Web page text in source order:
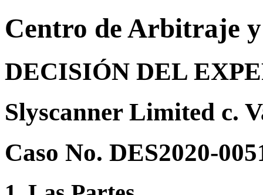
Centro de Arbitraje
DECISIÓN DEL
Slyscanner Limited c.
Caso No. DES2020-